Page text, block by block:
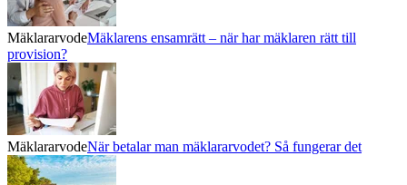
MäklararvodeMäklarens ensamrätt – när har mäklaren rätt till
provision?
MäklararvodeNär betalar man mäklararvodet? Så fungerar det